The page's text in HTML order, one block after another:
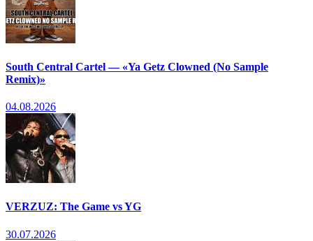
South Central Cartel — «Ya Getz Clowned (No Sample
Remix)»
04.08.2026
VERZUZ: The Game vs YG
30.07.2026